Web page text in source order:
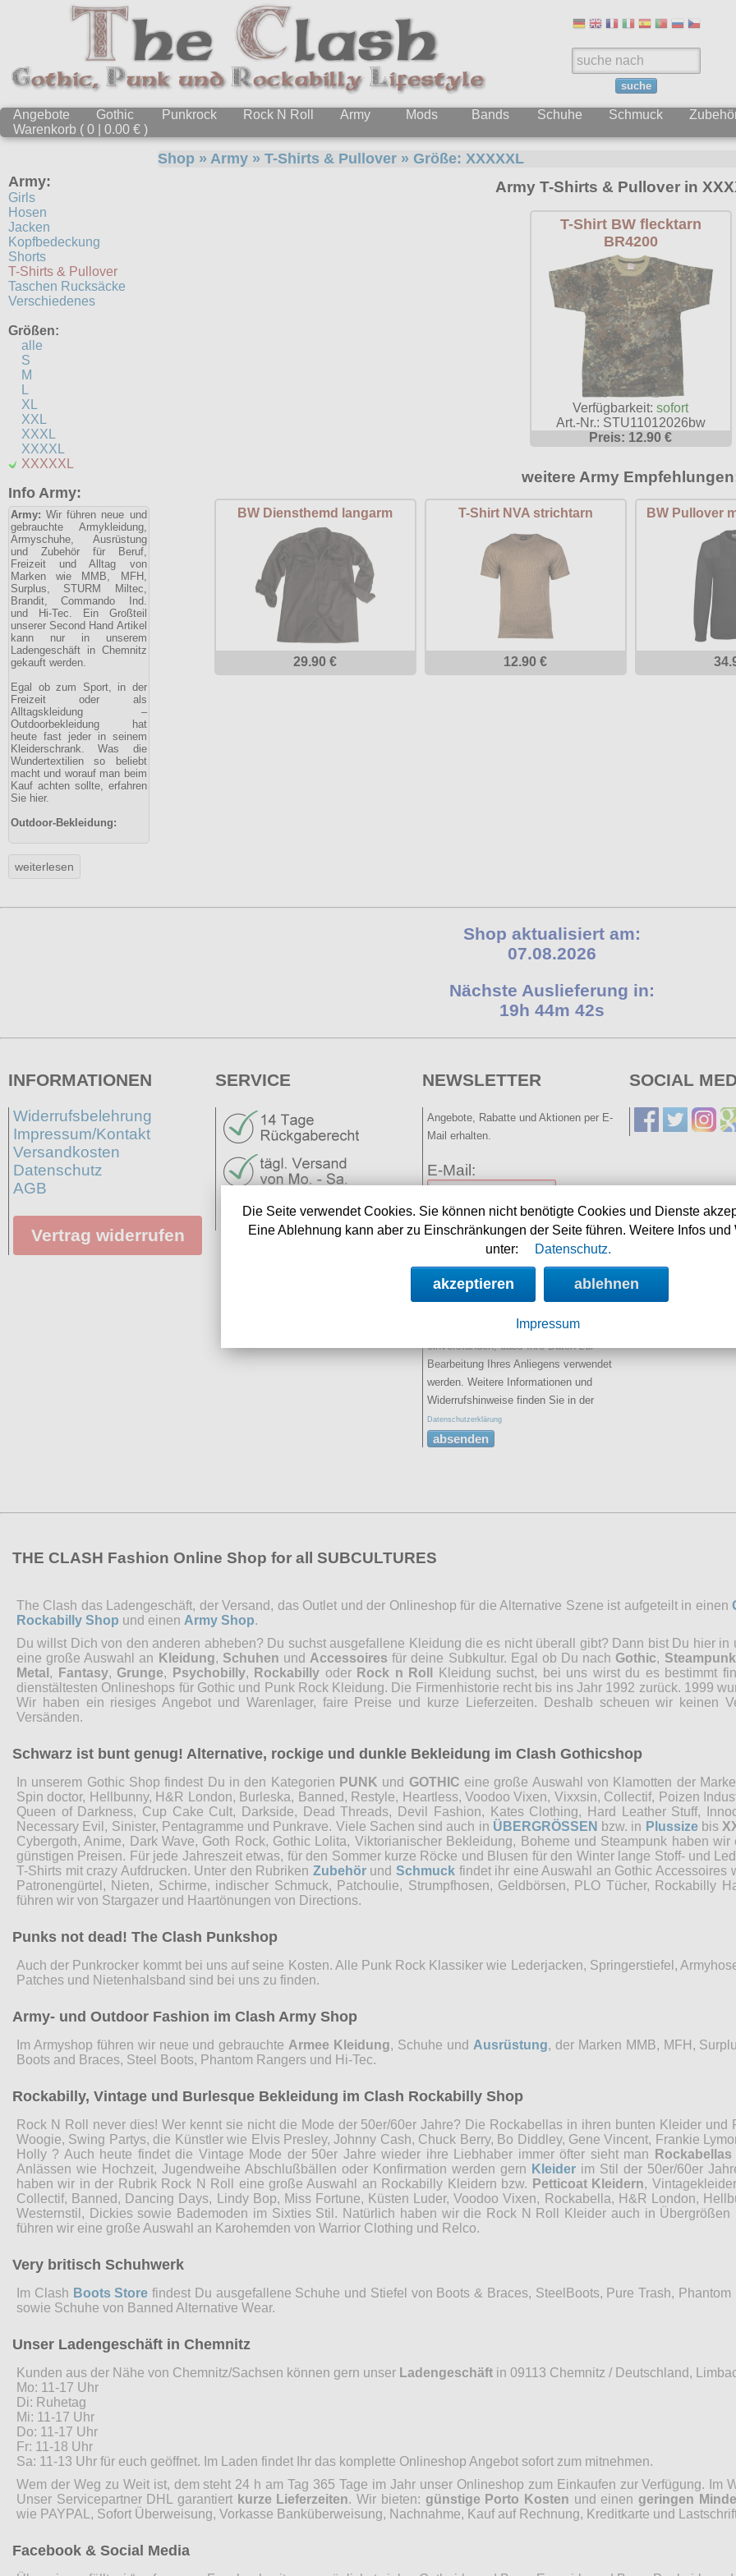
suche
Angebote Gothic Punkrock Rock N Roll Army Mods Bands Schuhe Schmuck
Warenkorb ( 0 | 0.00 € )
Army:
Girls
Hosen
Jacken
Kopfbedeckung
Shorts
T-Shirts & Pullover
Taschen Rucksäcke
Verschiedenes
Größen:
alle
S
M
L
XL
XXL
XXXL
XXXXL
XXXXXL
Info Army:
Army: Wir führen neue und
gebrauchte Armykleidung,
Armyschuhe, Ausrüstung
und Zubehör für Beruf,
Freizeit und Alltag von
Marken wie MMB, MFH,
Surplus, STURM Miltec,
Brandit, Commando Ind.
und Hi-Tec. Ein Großteil
unserer Second Hand Artikel
kann nur in unserem
Ladengeschäft in Chemnitz
gekauft werden.
Egal ob zum Sport, in der
Freizeit oder als
Alltagskleidung –
Outdoorbekleidung hat
heute fast jeder in seinem
Kleiderschrank. Was die
Wundertextilien so beliebt
macht und worauf man beim
Kauf achten sollte, erfahren
Sie hier.
Outdoor-Bekleidung:
Shop » Army» T-Shirts & Pullover» Größe: XXXXXL
Army T-Shirts & Pullover in
T-Shirt BW flecktarn
BR4200
Verfügbarkeit:sofort
Art.-Nr.: STU11012026bw
Preis: 12.90 €
weitere Army
BW Diensthemd langarm
29.90 €
T-Shirt NVA strichtarn
12.90 €
BW Pullover
Shop aktualisiert am:
07.08.2026
Nächste Auslieferung in:
19h 44m 41s
INFORMATIONEN
Widerrufsbelehrung
Impressum/Kontakt
Versandkosten
Datenschutz
AGB
Vertrag widerrufen
SERVICE
Neuigkeiten
Links
NEWSLETTER
Angebote, Rabatte und Aktionen per E-
Mail erhalten.
E-Mail:
Name:(optional)
Spamschutz:
eintragen)
2+5=
Sie erklären sich damit
einverstanden, dass Ihre Daten zur
Bearbeitung Ihres Anliegens verwendet
werden. Weitere Informationen und
Widerrufshinweise finden Sie in der
Datenschutzerklärung
absenden
SOCIAL
THE CLASH Fashion Online Shop for all SUBCULTURES
The Clash das Ladengeschäft, der Versand, das Outlet und der Onlineshop für die Alternative Szene ist aufgeteilt in einen
Rockabilly Shop und einen Army Shop.
Du willst Dich von den anderen abheben? Du suchst ausgefallene Kleidung die es nicht überall gibt? Dann bist Du hier
eine große Auswahl an Kleidung, Schuhen und Accessoires für deine Subkultur. Egal ob Du nach Gothic, Steampunk
Metal , Fantasy, Grunge, Psychobilly, Rockabilly oder Rock n Roll
Kleidung suchst, bei uns wirst du es bestimmt
dienstältesten Onlineshops für Gothic und Punk Rock Kleidung. Die Firmenhistorie recht bis ins Jahr 1992 zurück. 1999
Wir haben ein riesiges Angebot und Warenlager, faire Preise und kurze Lieferzeiten. Deshalb scheuen wir keinen
Versänden.
Schwarz ist bunt genug! Alternative, rockige und dunkle Bekleidung im Clash Gothicshop
In unserem Gothic Shop findest Du in den Kategorien PUNK und GOTHIC eine große Auswahl von Klamotten der
Spin doctor, Hellbunny, H&R London, Burleska, Banned, Restyle, Heartless, Voodoo Vixen, Vixxsin, Collectif, Poizen
Queen of Darkness, Cup Cake Cult, Darkside, Dead Threads, Devil Fashion, Kates Clothing, Hard Leather Stuff,
Necessary Evil, Sinister, Pentagramme und Punkrave. Viele Sachen sind auch in ÜBERGRÖSSEN bzw. in Plussizebis
Cybergoth, Anime, Dark Wave, Goth Rock, Gothic Lolita, Viktorianischer Bekleidung, Boheme und Steampunk haben
günstigen Preisen. Für jede Jahreszeit etwas, für den Sommer kurze Röcke und Blusen für den Winter lange Stoff- und
T-Shirts mit crazy Aufdrucken. Unter den Rubriken ZubehörundSchmuck findet ihr eine Auswahl an Gothic Accessoires
Patronengürtel, Nieten, Schirme, indischer Schmuck, Patchoulie, Strumpfhosen, Geldbörsen, PLO Tücher, Rockabilly
führen wir von Stargazer und Haartönungen von Directions.
Punks not dead! The Clash Punkshop
Auch der Punkrocker kommt bei uns auf seine Kosten. Alle Punk Rock Klassiker wie Lederjacken, Springerstiefel,
Patches und Nietenhalsband sind bei uns zu finden.
Army- und Outdoor Fashion im Clash Army Shop
Im Armyshop führen wir neue und gebrauchte Armee Kleidung, Schuhe und Ausrüstung, der Marken MMB, MFH,
Boots and Braces, Steel Boots, Phantom Rangers und Hi-Tec.
Rockabilly, Vintage und Burlesque Bekleidung im Clash Rockabilly Shop
Rock N Roll never dies! Wer kennt sie nicht die Mode der 50er/60er Jahre? Die Rockabellas in ihren bunten Kleider
Woogie, Swing Partys, die Künstler wie Elvis Presley, Johnny Cash, Chuck Berry, Bo Diddley, Gene Vincent, Frankie
Holly ? Auch heute findet die Vintage Mode der 50er Jahre wieder ihre Liebhaber immer öfter sieht man
Rockabellas
Anlässen wie Hochzeit, Jugendweihe Abschlußbällen oder Konfirmation werden gern Kleider im Stil der 50er/60er
haben wir in der Rubrik Rock N Roll eine große Auswahl an Rockabilly Kleidern bzw. Petticoat Kleidern,
Collectif, Banned, Dancing Days, Lindy Bop, Miss Fortune, Küsten Luder, Voodoo Vixen, Rockabella, H&R London,
Westernstil, Dickies sowie Bademoden im Sixties Stil. Natürlich haben wir die Rock N Roll Kleider auch in
führen wir eine große Auswahl an Karohemden von Warrior Clothing und Relco.
Very britisch Schuhwerk
Im Clash Boots Store findest Du ausgefallene Schuhe und Stiefel von Boots & Braces, SteelBoots, Pure Trash,
sowie Schuhe von Banned Alternative Wear.
Unser Ladengeschäft in Chemnitz
Kunden aus der Nähe von Chemnitz/Sachsen können gern unser Ladengeschäft in 09113 Chemnitz / Deutschland,
Mo: 11-17 Uhr
Di: Ruhetag
Mi: 11-17 Uhr
Do: 11-17 Uhr
Fr: 11-18 Uhr
Sa: 11-13 Uhr für euch geöffnet. Im Laden findet Ihr das komplette Onlineshop Angebot sofort zum mitnehmen.
Wem der Weg zu Weit ist, dem steht 24 h am Tag 365 Tage im Jahr unser Onlineshop zum Einkaufen zur Verfügung. Im
Unser Servicepartner DHL garantiert kurze Lieferzeiten. Wir bieten: günstige Porto Kosten und einengeringen
wie PAYPAL, Sofort Überweisung, Vorkasse Banküberweisung, Nachnahme, Kauf auf Rechnung, Kreditkarte und
Facebook & Social Media
Die Seite verwendet Cookies. Sie können nicht benötigte Cookies und Dienste
Eine Ablehnung kann aber zu Einschränkungen der Seite führen. Weitere Infos
unter:
Datenschutz.
akzeptieren ablehnen
Impressum